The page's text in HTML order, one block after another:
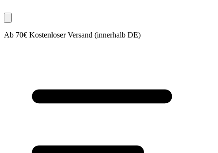
Ab 70€ Kostenloser Versand (innerhalb DE)